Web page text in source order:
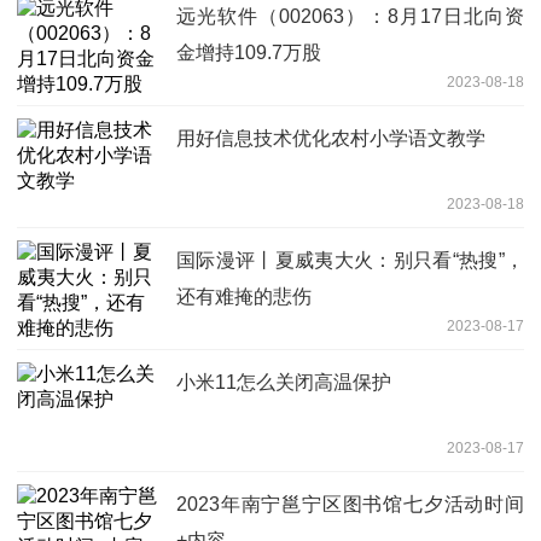
远光软件（002063）：8月17日北向资
金增持109.7万股
2023-08-18
用好信息技术优化农村小学语文教学
2023-08-18
国际漫评丨夏威夷大火：别只看“热搜”，
还有难掩的悲伤
2023-08-17
小米11怎么关闭高温保护
2023-08-17
2023年南宁邕宁区图书馆七夕活动时间